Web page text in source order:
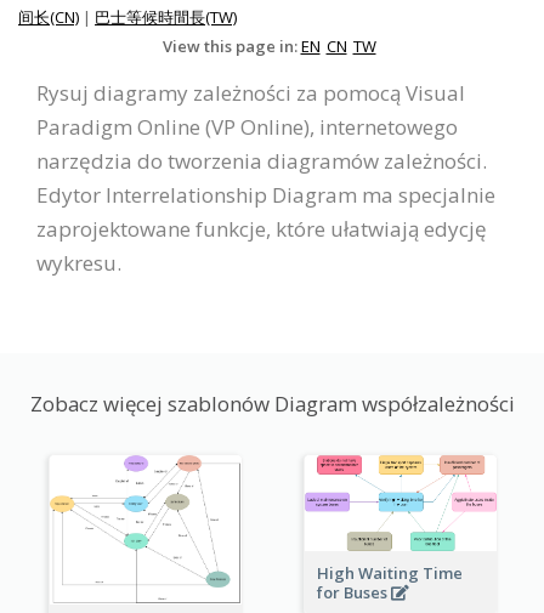
间长(CN) | 巴士等候時間長(TW)
View this page in:EN CN TW
Rysuj diagramy zależności za pomocą Visual
Paradigm Online (VP Online), internetowego
narzędzia do tworzenia diagramów zależności.
Edytor Interrelationship Diagram ma specjalnie
zaprojektowane funkcje, które ułatwiają edycję
wykresu.
Zobacz więcej szablonów Diagram współzależności
High Waiting Time
for Buses